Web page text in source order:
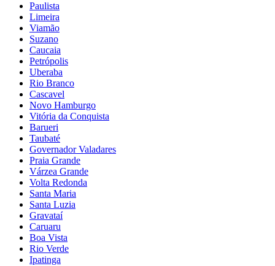
Paulista
Limeira
Viamão
Suzano
Caucaia
Petrópolis
Uberaba
Rio Branco
Cascavel
Novo Hamburgo
Vitória da Conquista
Barueri
Taubaté
Governador Valadares
Praia Grande
Várzea Grande
Volta Redonda
Santa Maria
Santa Luzia
Gravataí
Caruaru
Boa Vista
Rio Verde
Ipatinga